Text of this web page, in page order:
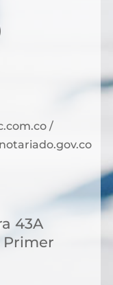
/
43A
Primer